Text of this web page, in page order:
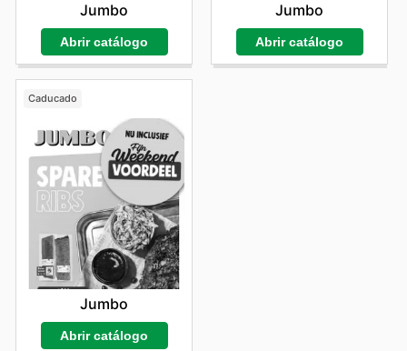
Jumbo
Abrir catálogo
Jumbo
Abrir catálogo
Caducado
Jumbo
Abrir catálogo